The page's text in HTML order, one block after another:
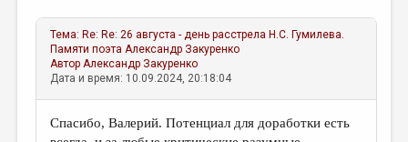
Тема: Re: Re: 26 августа - день расстрела Н.С. Гумилева.
Памяти поэта Александр Закуренко
АвторАлександр Закуренко
Дата и время: 10.09.2024, 20:18:04
Спасибо, Валерий. Потенциал для доработки есть